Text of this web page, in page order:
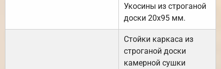
Укосины из строганой
доски 20х95 мм.
Стойки каркаса из
строганой доски
камерной сушки